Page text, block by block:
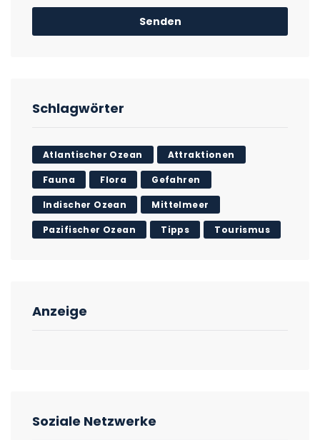
Schlagwörter
Atlantischer Ozean Attraktionen
Fauna Flora Gefahren
Indischer Ozean Mittelmeer
Pazifischer Ozean Tipps Tourismus
Anzeige
Soziale Netzwerke